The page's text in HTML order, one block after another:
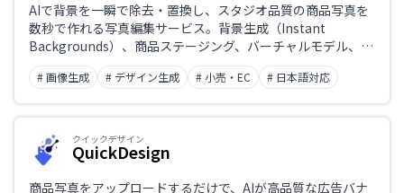
AIで背景を一瞬で除去・置換し、スタジオ品質の商品写真を
数秒で作れる写真編集サービス。背景生成（Instant
Backgrounds）、商品ステージング、バーチャルモデル、ゴ
ーストマネキン、最大250枚のバッチ編集、APIまで備え、
EC運営者の商品画像制作に向く。アプリ・WebともにUIは日
本語に対応。
# 画像生成 # デザイン生成 # 小売・EC # 日本語対応
クイックデザイン
QuickDesign
商品写真をアップロードするだけで、AIが高品質な広告バナ